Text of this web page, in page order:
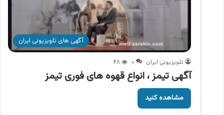
آگهی های تلویزیونی ایران
تلویزیونی ایران ۰ ۴۸
آگهی تیمز ، انواع قهوه های فوری تیمز
مشاهده کنید